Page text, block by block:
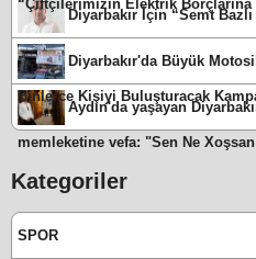
“Çiftçilerimizin Elektrik Borçlarına
Diyarbakır İçin “Semt
Diyarbakır'da Büyük
Binlerce Kişiyi Buluşturacak
Aydın'da yaşayan
memleketine vefa: "Sen Ne
Kategoriler
SPOR